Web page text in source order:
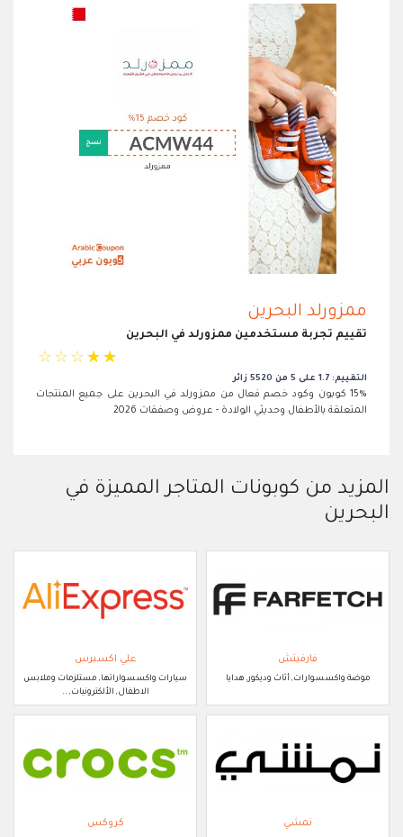
ممزورلد البحرين
تقييم تجربة مستخدمين ممزورلد في البحرين
☆ ☆ ☆ ☆ ☆
التقييم: 1.7 على 5 من 5520 زائر
15% كوبون وكود خصم فعال من ممزورلد في البحرين على جميع المنتجات
المتعلقة بالأطفال وحديثي الولادة - عروض وصفقات 2026
المزيد من كوبونات المتاجر المميزة في
البحرين
فارفيتش
موضة واكسسوارات, أثاث وديكور, هدايا
علي اكسبرس
سيارات واكسسواراتها, مستلزمات وملابس
الاطفال, الألكترونيات, ..
نمشي كروكس